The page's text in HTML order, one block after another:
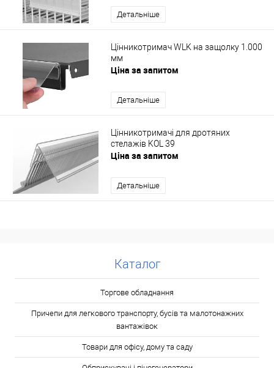
Детальніше
Цінникотримач WLK на защолку 1.000
мм
Ціна за запитом
Детальніше
Цінникотримачі для дротяних
стелажів KOL 39
Ціна за запитом
Детальніше
Каталог
Торгове обладнання
Причепи для легкового транспорту, бусів та малотонажних
вантажівок
Товари для офісу, дому та саду